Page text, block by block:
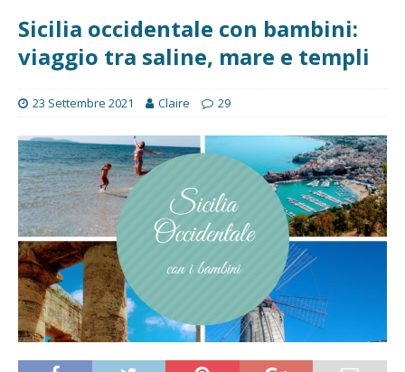
Sicilia occidentale con bambini:
viaggio tra saline, mare e templi
23 Settembre 2021 Claire 29